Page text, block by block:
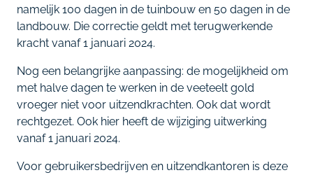
namelijk 100 dagen in de tuinbouw en 50 dagen in de
landbouw. Die correctie geldt met terugwerkende
kracht vanaf 1 januari 2024.
Nog een belangrijke aanpassing: de mogelijkheid om
met halve dagen te werken in de veeteelt gold
vroeger niet voor uitzendkrachten. Ook dat wordt
rechtgezet. Ook hier heeft de wijziging uitwerking
vanaf 1 januari 2024.
Voor gebruikersbedrijven en uitzendkantoren is deze